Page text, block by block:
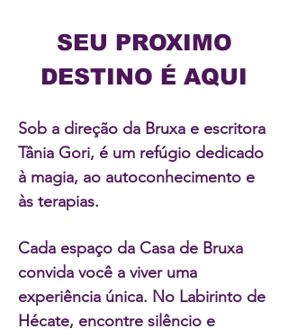
SEU PROXIMO
DESTINO É AQUI
Sob a direção da Bruxa e escritora
Tânia Gori, é um refúgio dedicado
à magia, ao autoconhecimento e
às terapias.
Cada espaço da Casa de Bruxa
convida você a viver uma
experiência única. No Labirinto de
Hécate, encontre silêncio e